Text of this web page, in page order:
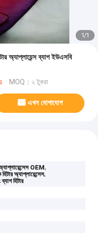
1/1
অ্যাপ্লায়েন্স ব্যাগ ইউএসবি
MOQ：২ টুকরা
এখন যোগাযোগ
OEM,
অ্যাপ্লায়েন্সেস,
হিটার